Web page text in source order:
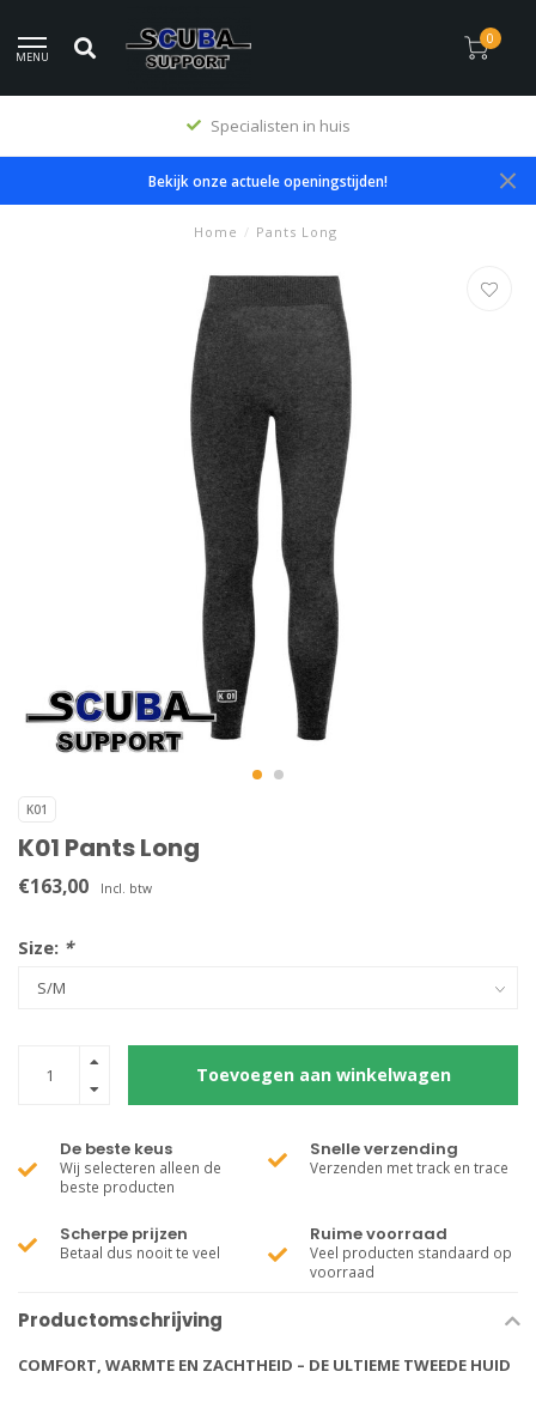
MENU
0
Specialisten in huis
Bekijk onze actuele openingstijden!
Home / Pants Long
K01
K01 Pants Long
€163,00 Incl. btw
Size: *
Toevoegen aan winkelwagen
De beste keus
Wij selecteren alleen de
beste producten
Snelle verzending
Verzenden met track en trace
Scherpe prijzen
Betaal dus nooit te veel
Ruime voorraad
Veel producten standaard op
voorraad
Productomschrijving
COMFORT, WARMTE EN ZACHTHEID – DE ULTIEME TWEEDE HUID